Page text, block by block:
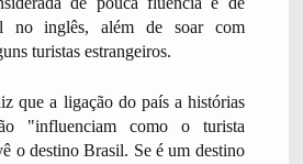
no inglês, além de soar com
turistas estrangeiros.
que a ligação do país a histórias
"influenciam como o turista
o destino Brasil. Se é um destino